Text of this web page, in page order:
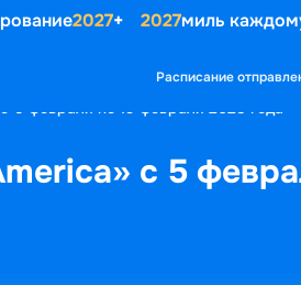
2027+ 2027миль
Расписание
5 февраля по 19 февраля 2028 года
с 5